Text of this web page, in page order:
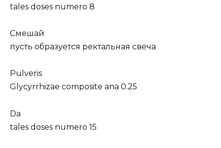
tales doses numero 8
Смешай
пусть образуется ректальная свеча
Pulveris
Glycyrrhizae composite ana 0.25
Da
tales doses numero 15